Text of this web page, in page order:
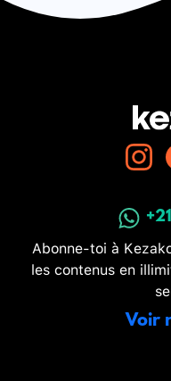
Abonne-toi à
les contenus en
Voir